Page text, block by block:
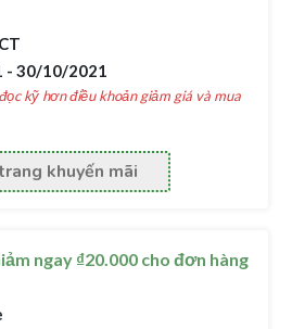
- 30/10/2021
kỹ hơn điều khoản giảm giá và mua
khuyến mãi
ngay ₫20.000 cho đơn hàng